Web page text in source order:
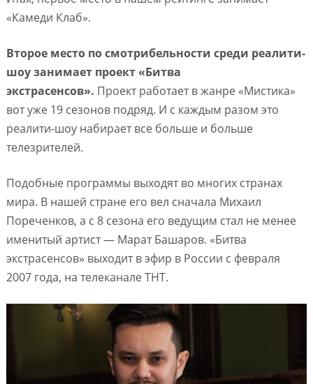
«Камеди Клаб».
Второе место по смотрибельности среди реалити-
шоу занимает проект «Битва
экстрасенсов». Проект работает в жанре «Мистика»
вот уже 19 сезонов подряд. И с каждым разом это
реалити-шоу набирает все больше и больше
телезрителей.
Подобные программы выходят во многих странах
мира. В нашей стране его вел сначала Михаил
Пореченков, а с 8 сезона его ведущим стал не менее
именитый артист — Марат Башаров. «Битва
экстрасенсов» выходит в эфир в России с февраля
2007 года, на телеканале ТНТ.